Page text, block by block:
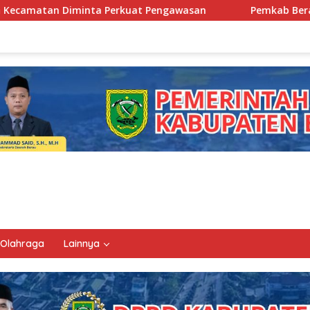
Pengawasan Pemkab Berau Siapkan Regenerasi
Olahraga Lainnya